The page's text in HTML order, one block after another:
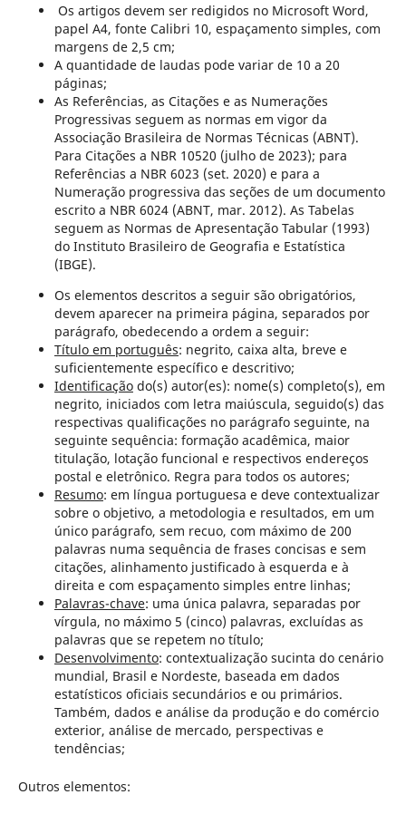
Os artigos devem ser redigidos no Microsoft Word,
papel A4, fonte Calibri 10, espaçamento simples, com
margens de 2,5 cm;
A quantidade de laudas pode variar de 10 a 20
páginas;
As Referências, as Citações e as Numerações
Progressivas seguem as normas em vigor da
Associação Brasileira de Normas Técnicas (ABNT).
Para Citações a NBR 10520 (julho de 2023); para
Referências a NBR 6023 (set. 2020) e para a
Numeração progressiva das seções de um documento
escrito a NBR 6024 (ABNT, mar. 2012). As Tabelas
seguem as Normas de Apresentação Tabular (1993)
do Instituto Brasileiro de Geografia e Estatística
(IBGE).
Os elementos descritos a seguir são obrigatórios,
devem aparecer na primeira página, separados por
parágrafo, obedecendo a ordem a seguir:
Título em português: negrito, caixa alta, breve e
suficientemente específico e descritivo;
Identificaçãodo(s) autor(es): nome(s) completo(s), em
negrito, iniciados com letra maiúscula, seguido(s) das
respectivas qualificações no parágrafo seguinte, na
seguinte sequência: formação acadêmica, maior
titulação, lotação funcional e respectivos endereços
postal e eletrônico. Regra para todos os autores;
Resumo: em língua portuguesa e deve contextualizar
sobre o objetivo, a metodologia e resultados, em um
único parágrafo, sem recuo, com máximo de 200
palavras numa sequência de frases concisas e sem
citações, alinhamento justificado à esquerda e à
direita e com espaçamento simples entre linhas;
Palavras-chave: uma única palavra, separadas por
vírgula, no máximo 5 (cinco) palavras, excluídas as
palavras que se repetem no título;
Desenvolvimento: contextualização sucinta do cenário
mundial, Brasil e Nordeste, baseada em dados
estatísticos oficiais secundários e ou primários.
Também, dados e análise da produção e do comércio
exterior, análise de mercado, perspectivas e
tendências;
Outros elementos: